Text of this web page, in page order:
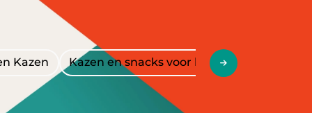
Kazen Kazen en snacks voor kinderen